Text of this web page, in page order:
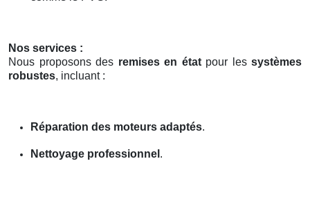
Nos services :
Nous proposons des remises en étatpour les systèmes
robustes, incluant :
Réparation des moteurs adaptés.
Nettoyage professionnel .